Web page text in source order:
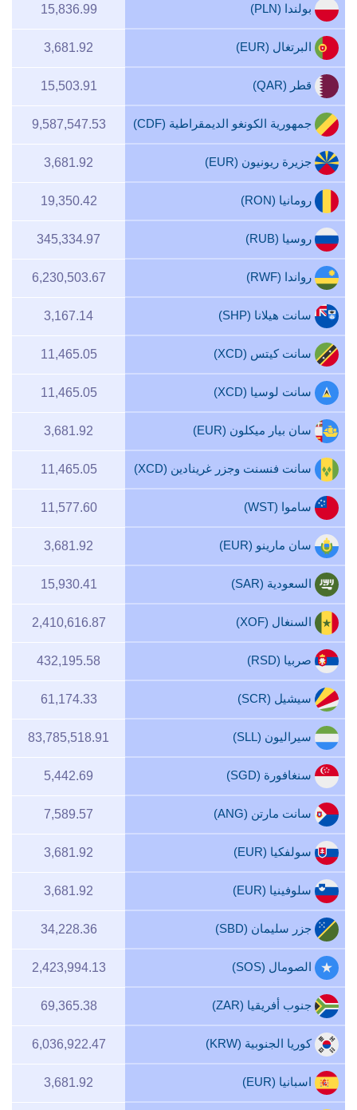
بولندا (PLN) 15,836.99
البرتغال (EUR) 3,681.92
قطر (QAR) 15,503.91
جمهورية الكونغو الديمقراطية (CDF) 9,587,547.53
جزيرة ريونيون (EUR) 3,681.92
رومانيا (RON) 19,350.42
روسيا (RUB) 345,334.97
رواندا (RWF) 6,230,503.67
سانت هيلانا (SHP) 3,167.14
سانت كيتس (XCD) 11,465.05
سانت لوسيا (XCD) 11,465.05
سان بيار ميكلون (EUR) 3,681.92
سانت فنسنت وجزر غرينادين (XCD) 11,465.05
ساموا (WST) 11,577.60
سان مارينو (EUR) 3,681.92
السعودية (SAR) 15,930.41
السنغال (XOF) 2,410,616.87
صربيا (RSD) 432,195.58
سيشيل (SCR) 61,174.33
سيراليون (SLL) 83,785,518.91
سنغافورة (SGD) 5,442.69
سانت مارتن (ANG) 7,589.57
سولفكيا (EUR) 3,681.92
سلوفينيا (EUR) 3,681.92
جزر سليمان (SBD) 34,228.36
الصومال (SOS) 2,423,994.13
جنوب أفريقيا (ZAR) 69,365.38
كوريا الجنوبية (KRW) 6,036,922.47
اسبانيا (EUR) 3,681.92